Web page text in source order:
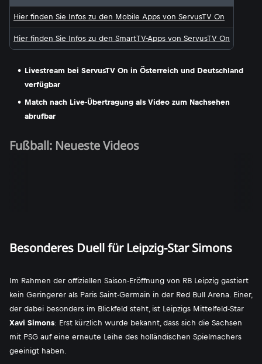
Hier finden Sie Infos zu den Mobile Apps von ServusTV On
Hier finden Sie Infos zu den SmartTV-Apps von ServusTV On
Livestream bei ServusTV On in Österreich und Deutschland
verfügbar
Match nach Live-Übertragung als Video zum Nachsehen
abrufbar
Fußball: Neueste Videos
Besonderes Duell für Leipzig-Star Simons
Im Rahmen der offiziellen Saison-Eröffnung von RB Leipzig gastiert
kein Geringerer als Paris Saint-Germain in der Red Bull Arena. Einer,
der dabei besonders im Blickfeld steht, ist Leipzigs Mittelfeld-Star
Xavi Simons: Erst kürzlich wurde bekannt, dass sich die Sachsen
mit PSG auf eine erneute Leihe des holländischen Spielmachers
geeinigt haben.